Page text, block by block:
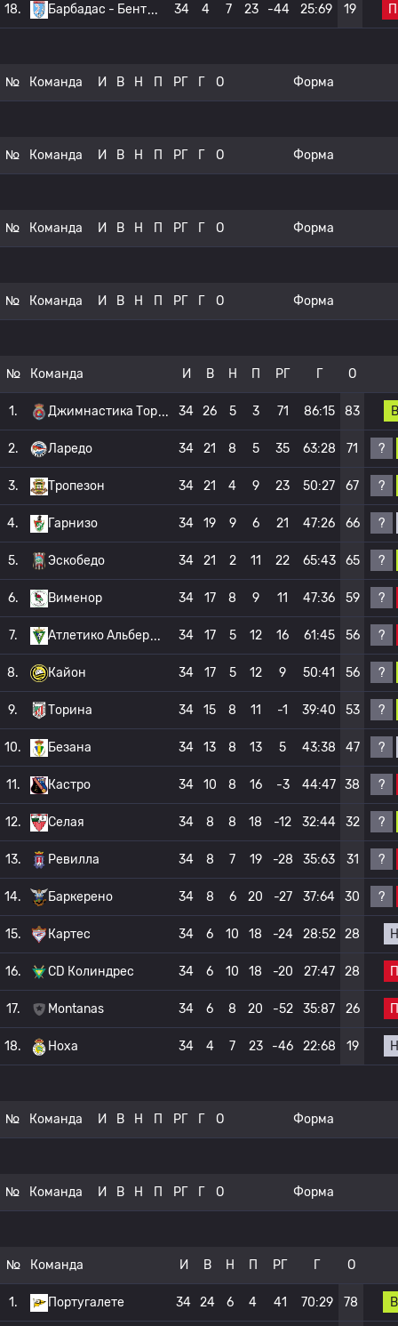
18. Барбадас - Бент 34 4 7 23 -44 25:69 19 П
№ Команда И В Н П РГ Г О Форма
№ Команда И В Н П РГ Г О Форма
№ Команда И В Н П РГ Г О Форма
№ Команда И В Н П РГ Г О Форма
№ Команда И В Н П РГ Г О
1. Джимнастика Тор 34 26 5 3 71 86:15 83 В
2. Ларедо 34 21 8 5 35 63:28 71 ?
3. Тропезон 34 21 4 9 23 50:27 67 ?
4. Гарнизо 34 19 9 6 21 47:26 66 ?
5. Эскобедо 34 21 2 11 22 65:43 65 ?
6. Вименор 34 17 8 9 11 47:36 59 ?
7. Атлетико Альбер 34 17 5 12 16 61:45 56 ?
8. Кайон 34 17 5 12 9 50:41 56 ?
9. Торина 34 15 8 11 -1 39:40 53 ?
10. Безана 34 13 8 13 5 43:38 47 ?
11. Кастро 34 10 8 16 -3 44:47 38 ?
12. Селая 34 8 8 18 -12 32:44 32 ?
13. Ревилла 34 8 7 19 -28 35:63 31 ?
14. Баркерено 34 8 6 20 -27 37:64 30 ?
15. Картес 34 6 10 18 -24 28:52 28 Н
16. CD Колиндрес 34 6 10 18 -20 27:47 28 П
17. Montanas 34 6 8 20 -52 35:87 26 П
18. Ноха 34 4 7 23 -46 22:68 19 Н
№ Команда И В Н П РГ Г О Форма
№ Команда И В Н П РГ Г О Форма
№ Команда И В Н П РГ Г О
1. Португалете 34 24 6 4 41 70:29 78 В